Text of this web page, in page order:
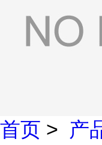
首页 > 产